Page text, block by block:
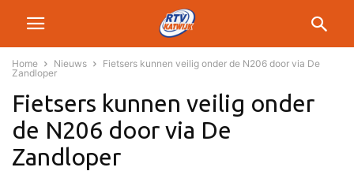
Home Nieuws
Fietsers kunnen veilig onder de N206 door via De
Zandloper
Fietsers kunnen veilig onder
de N206 door via De
Zandloper